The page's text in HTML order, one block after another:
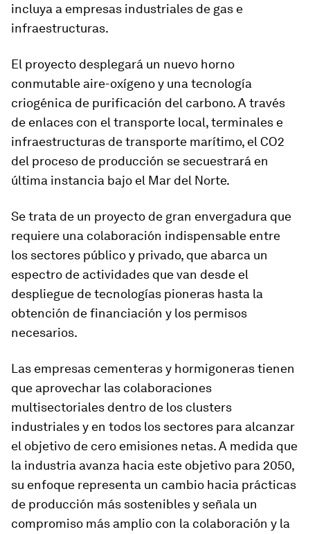
incluya a empresas industriales de gas e
infraestructuras.
El proyecto desplegará un nuevo horno
conmutable aire-oxígeno y una tecnología
criogénica de purificación del carbono. A través
de enlaces con el transporte local, terminales e
infraestructuras de transporte marítimo, el CO2
del proceso de producción se secuestrará en
última instancia bajo el Mar del Norte.
Se trata de un proyecto de gran envergadura que
requiere una colaboración indispensable entre
los sectores público y privado, que abarca un
espectro de actividades que van desde el
despliegue de tecnologías pioneras hasta la
obtención de financiación y los permisos
necesarios.
Las empresas cementeras y hormigoneras tienen
que aprovechar las colaboraciones
multisectoriales dentro de los clusters
industriales y en todos los sectores para alcanzar
el objetivo de cero emisiones netas. A medida que
la industria avanza hacia este objetivo para 2050,
su enfoque representa un cambio hacia prácticas
de producción más sostenibles y señala un
compromiso más amplio con la colaboración y la